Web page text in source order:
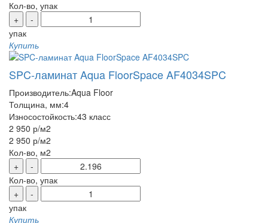
Кол-во, упак
+
-
упак
Купить
SPC-ламинат Aqua FloorSpace AF4034SPC
Производитель:Aqua Floor
Толщина, мм:4
Износостойкость:43 класс
2 950 р/м2
2 950 р/м2
Кол-во, м2
+
-
Кол-во, упак
+
-
упак
Купить